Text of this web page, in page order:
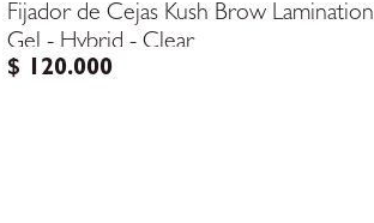
Fijador de Cejas Kush Brow Lamination
Gel - Hybrid - Clear
$ 120.000